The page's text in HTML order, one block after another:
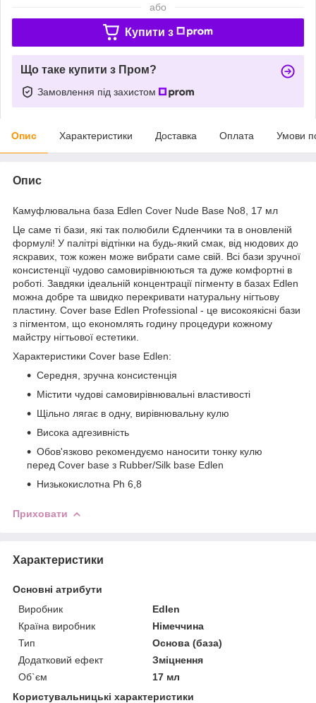
або
Купити з
Що таке купити з Пром?
Замовлення під захистом
Опис Характеристики Доставка Оплата Умови
Опис
Камуфлювальна база Edlen Cover Nude Base No8, 17 мл
Це саме ті бази, які так полюбили Єдленчики та в оновленій
формулі! У палітрі відтінки на будь-який смак, від нюдових до
яскравих, тож кожен може вибрати саме свій. Всі бази зручної
консистенції чудово самовирівнюються та дуже комфортні в
роботі. Завдяки ідеальній концентрації пігменту в базах Edlen
можна добре та швидко перекривати натуральну нігтьову
пластину. Cover base Edlen Professional - це високоякісні бази
з пігментом, що економлять годину процедури кожному
майстру нігтьової естетики.
Характеристики Cover base Edlen:
Середня, зручна консистенція
Містити чудові самовирівнювальні властивості
Щільно лягає в одну, вирівнювальну кулю
Висока адгезивність
Обов'язково рекомендуємо наносити тонку кулю
перед Cover base з Rubber/Silk base Edlen
Низькокислотна Ph 6,8
Приховати
Характеристики
Основні атрибути
Виробник
Edlen
Країна виробник
Німеччина
Тип
Основа (база)
Додатковий ефект
Зміцнення
Об`єм
17 мл
Користувальницькі характеристики